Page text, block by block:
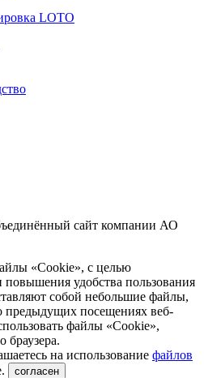
LOTO
сайт компании АО
«Сookie», с целью
повышения удобства пользования
собой небольшие файлы,
посещениях веб-
файлы «Сookie»,
браузера.
на использование файлов
согласен